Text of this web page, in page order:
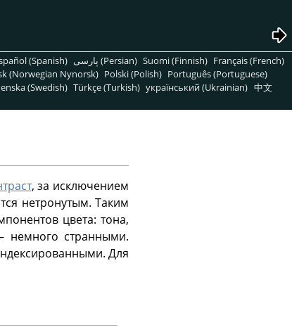
(Spanish) پارسی (Persian) Suomi (Finnish) Français (French)
(Norwegian Nynorsk) Polski (Polish) Português (Portuguese)
(Swedish) Türkçe (Turkish) український (Ukrainian) 中文
, за исключением
нетронутым. Таким
цвета: тона,
немного странными.
Для